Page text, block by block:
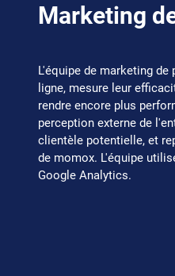
Marketing
L'équipe de marketing
ligne, mesure leur
rendre encore plus
perception externe de
clientèle potentielle, et
de momox. L'équipe
Google Analytics.